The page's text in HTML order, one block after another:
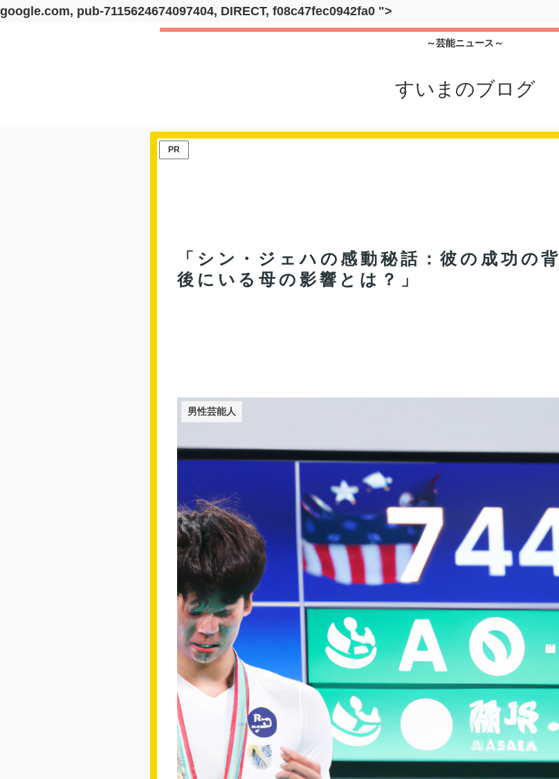
google.com, pub-7115624674097404, DIRECT, f08c47fec0942fa0 ">
～芸能ニュース～
すいまのブログ
PR
「シン・ジェハの感動秘話：彼の成功の背
後にいる母の影響とは？」
男性芸能人